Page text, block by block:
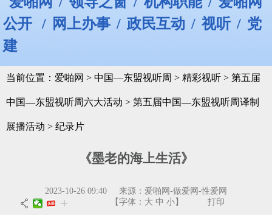
公开
/ 网上办事 / 政民互动 / 视听 / 党
建
当前位置： 爱啪网 >中国—东盟视听周 >精彩视听 >第五届
中国—东盟视听周六大活动 >第五届中国—东盟视听周译制
展播活动 >纪录片
《墨老的海上生活》
2023-10-26 09:40 来源：爱啪网-做爱网-性爱网
【字体： 大 中 小】 打印